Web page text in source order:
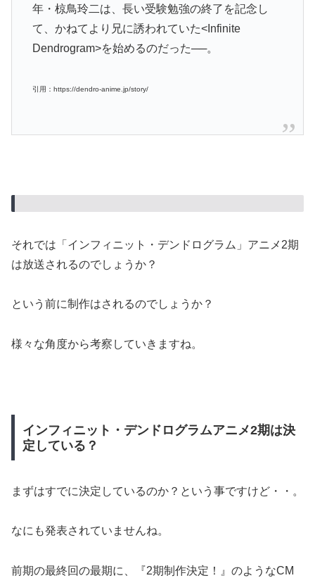
年・椋鳥玲二は、長い受験勉強の終了を記念し
て、かねてより兄に誘われていた<Infinite
Dendrogram>を始めるのだった──。
引用：https://dendro-anime.jp/story/
それでは「インフィニット・デンドログラム」アニメ2期
は放送されるのでしょうか？
という前に制作はされるのでしょうか？
様々な角度から考察していきますね。
インフィニット・デンドログラムアニメ2期は決
定している？
まずはすでに決定しているのか？という事ですけど・・。
なにも発表されていませんね。
前期の最終回の最期に、『2期制作決定！』のようなCM